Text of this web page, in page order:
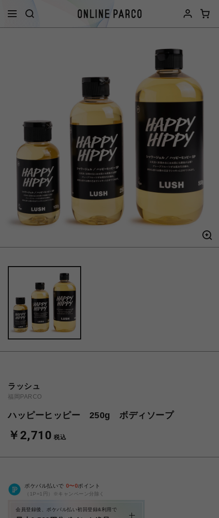
ラッシュ
福岡PARCO
ハッピーヒッピー 250g ボディソープ
￥2,710 税込
ポケパル払いで 0〜0ポイント
（1P=1円）※キャンペーン分除く
会員登録後、ポケパル払い初回登録&利用で